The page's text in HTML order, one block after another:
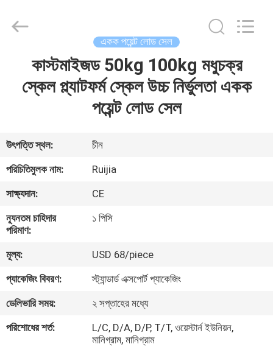
ভিডিও
সম্পর্কে
ভ্রমণ
মান
নিয়ন্ত্রণ
Instruments
একক পয়েন্ট লোড সেল
কাস্টমাইজড 50kg 100kg মধুচক্র
স্কেল প্ল্যাটফর্ম স্কেল উচ্চ নির্ভুলতা একক
পয়েন্ট লোড সেল
উৎপত্তি স্থল:
চীন
পরিচিতিমুলক নাম:
Ruijia
সাক্ষ্যদান:
CE
ন্যূনতম চাহিদার
পরিমাণ:
১ পিসি
মূল্য:
USD 68/piece
প্যাকেজিং বিবরণ:
স্ট্যান্ডার্ড এক্সপোর্ট প্যাকেজিং
ডেলিভারি সময়:
২ সপ্তাহের মধ্যে
পরিশোধের শর্ত:
L/C, D/A, D/P, T/T, ওয়েস্টার্ন ইউনিয়ন,
মানিগ্রাম, মানিগ্রাম